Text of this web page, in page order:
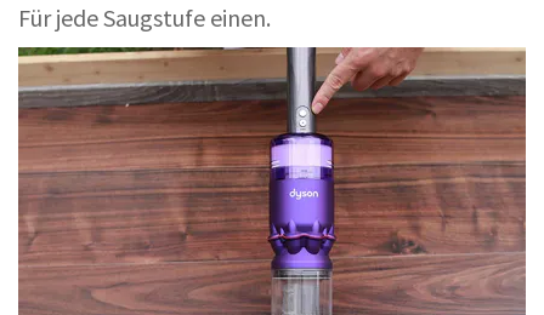
Für jede Saugstufe einen.